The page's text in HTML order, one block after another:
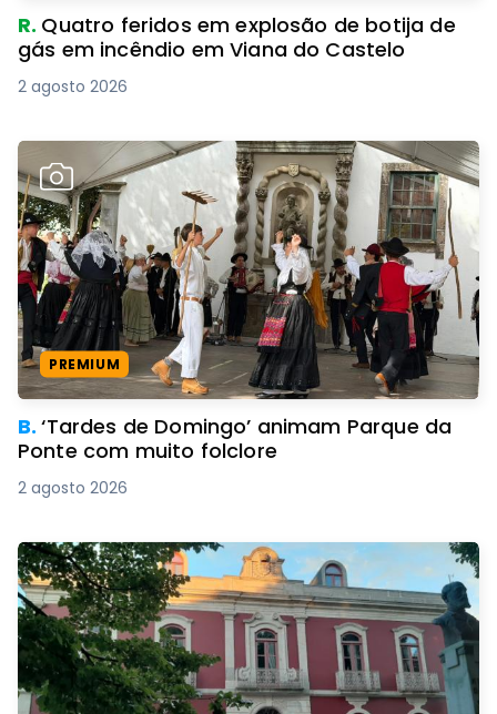
R. Quatro feridos em explosão de botija de
gás em incêndio em Viana do Castelo
2 agosto 2026
PREMIUM
B.‘Tardes de Domingo’ animam Parque da
Ponte com muito folclore
2 agosto 2026